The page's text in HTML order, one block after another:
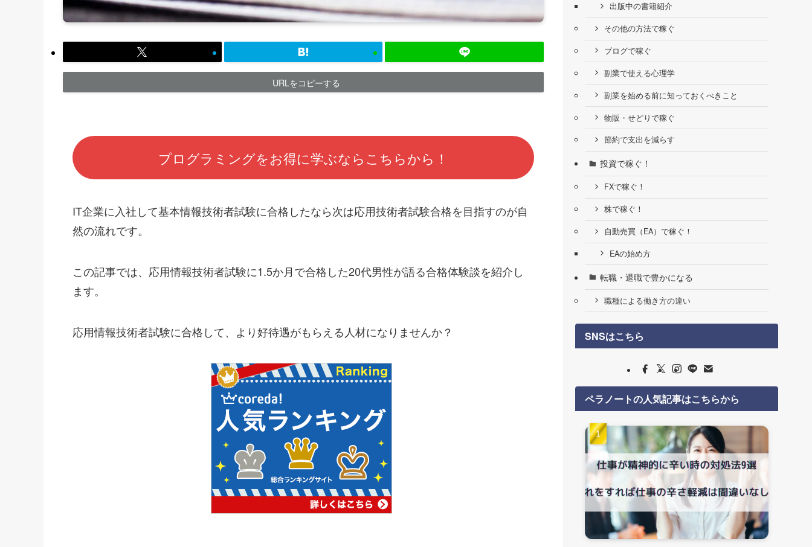
URLをコピーする
プログラミングをお得に学ぶならこちらから！
IT企業に入社して基本情報技術者試験に合格したなら次は応用技術者試験合格を目指すのが自
然の流れです。
この記事では、応用情報技術者試験に1.5か月で合格した20代男性が語る合格体験談を紹介し
ます。
応用情報技術者試験に合格して、より好待遇がもらえる人材になりませんか？
出版中の書籍紹介
その他の方法で稼ぐ
ブログで稼ぐ
副業で使える心理学
副業を始める前に知っておくべきこと
物販・せどりで稼ぐ
節約で支出を減らす
投資で稼ぐ！
FXで稼ぐ！
株で稼ぐ！
自動売買（EA）で稼ぐ！
EAの始め方
転職・退職で豊かになる
職種による働き方の違い
SNSはこちら
ペラノートの人気記事はこちらから